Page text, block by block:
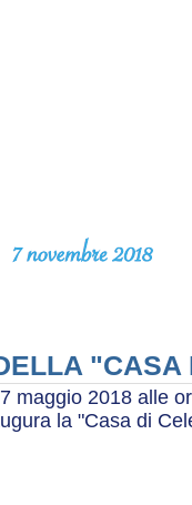
maggio 2018 alle
la "Casa di